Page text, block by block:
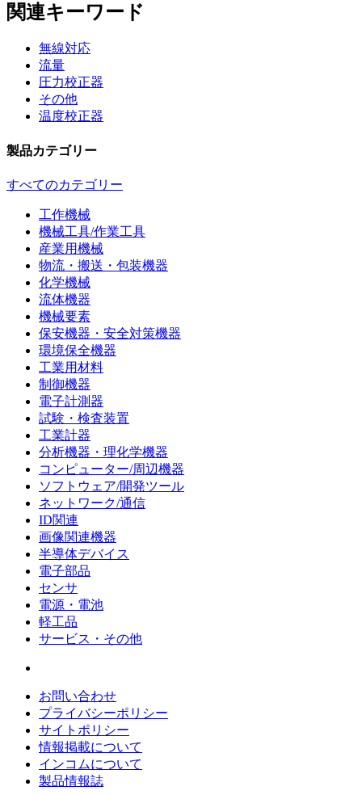
関連キーワード
無線対応
流量
圧力校正器
その他
温度校正器
製品カテゴリー
すべてのカテゴリー
工作機械
機械工具/作業工具
産業用機械
物流・搬送・包装機器
化学機械
流体機器
機械要素
保安機器・安全対策機器
環境保全機器
工業用材料
制御機器
電子計測器
試験・検査装置
工業計器
分析機器・理化学機器
コンピューター/周辺機器
ソフトウェア/開発ツール
ネットワーク/通信
ID関連
画像関連機器
半導体デバイス
電子部品
センサ
電源・電池
軽工品
サービス・その他
お問い合わせ
プライバシーポリシー
サイトポリシー
情報掲載について
インコムについて
製品情報誌